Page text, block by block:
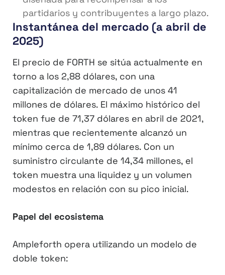
partidarios y contribuyentes a largo plazo.
Instantánea del mercado (a abril de
2025)
El precio de FORTH se sitúa actualmente en
torno a los 2,88 dólares, con una
capitalización de mercado de unos 41
millones de dólares. El máximo histórico del
token fue de 71,37 dólares en abril de 2021,
mientras que recientemente alcanzó un
mínimo cerca de 1,89 dólares. Con un
suministro circulante de 14,34 millones, el
token muestra una liquidez y un volumen
modestos en relación con su pico inicial.
Papel del ecosistema
Ampleforth opera utilizando un modelo de
doble token: